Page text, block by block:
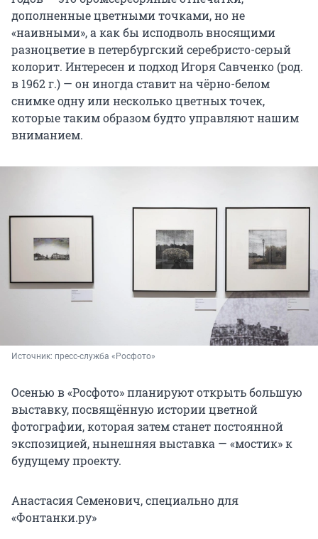
дополненные цветными точками, но не
«наивными», а как бы исподволь вносящими
разноцветие в петербургский серебристо-серый
колорит. Интересен и подход Игоря Савченко (род.
в 1962 г.) — он иногда ставит на чёрно-белом
снимке одну или несколько цветных точек,
которые таким образом будто управляют нашим
вниманием.
Источник: пресс-служба «Росфото»
Осенью в «Росфото» планируют открыть большую
выставку, посвящённую истории цветной
фотографии, которая затем станет постоянной
экспозицией, нынешняя выставка — «мостик» к
будущему проекту.
Анастасия Семенович, специально для
«Фонтанки.ру»